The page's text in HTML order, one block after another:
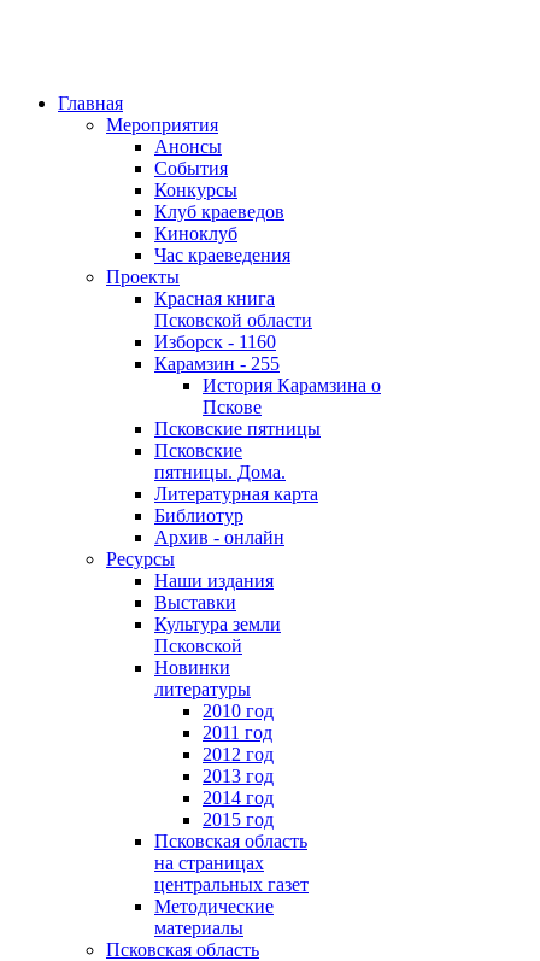
Главная
Мероприятия
Анонсы
События
Конкурсы
Клуб краеведов
Киноклуб
Час краеведения
Проекты
Красная книга
Псковской области
Изборск - 1160
Карамзин - 255
История Карамзина о
Пскове
Псковские пятницы
Псковские
пятницы. Дома.
Литературная карта
Библиотур
Архив - онлайн
Ресурсы
Наши издания
Выставки
Культура земли
Псковской
Новинки
литературы
2010 год
2011 год
2012 год
2013 год
2014 год
2015 год
Псковская область
на страницах
центральных газет
Методические
материалы
Псковская область